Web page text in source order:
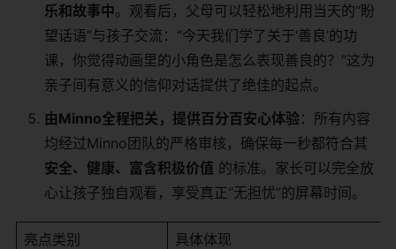
乐和故事中。观看后，父母可以轻松地利用当天的“盼
望话语”与孩子交流：“今天我们学了关于‘善良’的功
课，你觉得动画里的小角色是怎么表现善良的？”这为
亲子间有意义的信仰对话提供了绝佳的起点。
由Minno全程把关，提供百分百安心体验 ：所有内容
均经过Minno团队的严格审核，确保每一秒都符合其
安全、健康、富含积极价值 ​ 的标准。家长可以完全放
心让孩子独自观看，享受真正“无担忧”的屏幕时间。
亮点类别 具体体现